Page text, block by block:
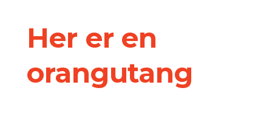
Her er en
orangutang